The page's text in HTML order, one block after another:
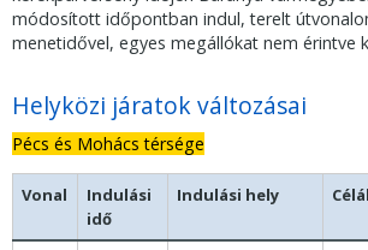
módosított időpontban indul, terelt
menetidővel, egyes megállókat nem érintve
Helyközi járatok változásai
Pécs és Mohács térsége
Vonal
Indulási
idő
Indulási hely